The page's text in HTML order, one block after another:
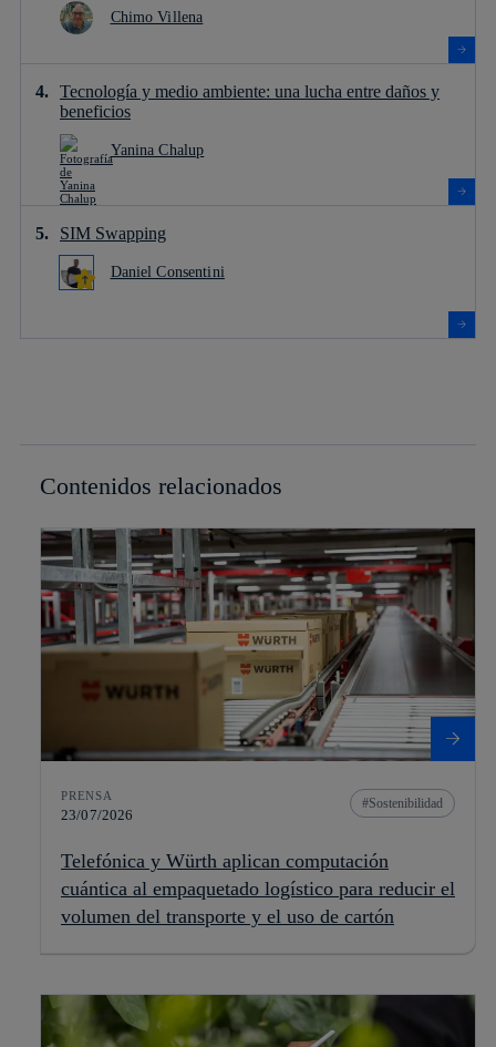
Chimo Villena
Tecnología y medio ambiente: una lucha entre daños y
beneficios
Yanina Chalup
SIM Swapping
Daniel Consentini
Contenidos relacionados
PRENSA
23/07/2026
Sostenibilidad
Telefónica y Würth aplican computación
cuántica al empaquetado logístico para reducir el
volumen del transporte y el uso de cartón